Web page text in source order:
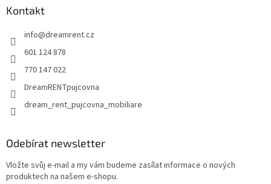
Kontakt
info@dreamrent.cz
601 124 878
770 147 022
DreamRENTpujcovna
dream_rent_pujcovna_mobiliare
Odebírat newsletter
Vložte svůj e-mail a my vám budeme zasílat informace o nových
produktech na našem e-shopu.